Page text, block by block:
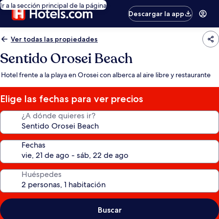
Ir a la sección principal de la página
Descargar la app
Ver todas las propiedades
Sentido Orosei Beach
Hotel frente a la playa en Orosei con alberca al aire libre y restaurante
Elige las fechas para ver precios
¿A dónde quieres ir?
Fechas
Huéspedes
Buscar